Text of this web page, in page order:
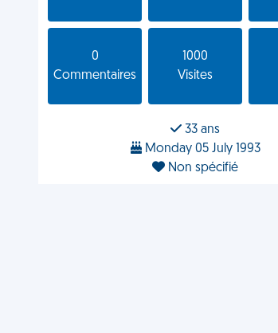
0
Commentaires
1000
Visites
33 ans
Monday 05 July 1993
Non spécifié